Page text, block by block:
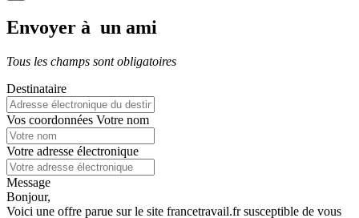
Envoyer à un ami
Tous les champs sont obligatoires
Destinataire
Vos coordonnées Votre nom
Votre adresse électronique
Message
Bonjour,
Voici une offre parue sur le site francetravail.fr susceptible de vous